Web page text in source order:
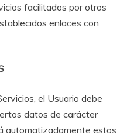
facilitados por otros
enlaces con
el Usuario debe
datos de carácter
automatizadamente estos